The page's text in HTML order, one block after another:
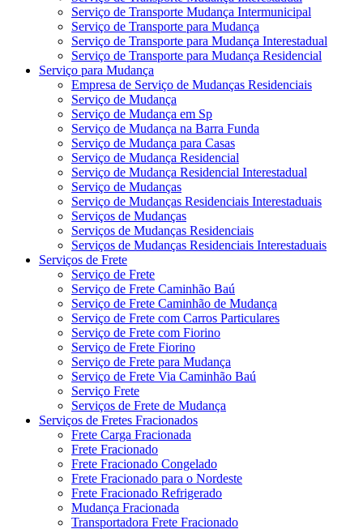
Serviço de Transporte Mudança Intermunicipal
Serviço de Transporte para Mudança
Serviço de Transporte para Mudança Interestadual
Serviço de Transporte para Mudança Residencial
Serviço para Mudança
Empresa de Serviço de Mudanças Residenciais
Serviço de Mudança
Serviço de Mudança em Sp
Serviço de Mudança na Barra Funda
Serviço de Mudança para Casas
Serviço de Mudança Residencial
Serviço de Mudança Residencial Interestadual
Serviço de Mudanças
Serviço de Mudanças Residenciais Interestaduais
Serviços de Mudanças
Serviços de Mudanças Residenciais
Serviços de Mudanças Residenciais Interestaduais
Serviços de Frete
Serviço de Frete
Serviço de Frete Caminhão Baú
Serviço de Frete Caminhão de Mudança
Serviço de Frete com Carros Particulares
Serviço de Frete com Fiorino
Serviço de Frete Fiorino
Serviço de Frete para Mudança
Serviço de Frete Via Caminhão Baú
Serviço Frete
Serviços de Frete de Mudança
Serviços de Fretes Fracionados
Frete Carga Fracionada
Frete Fracionado
Frete Fracionado Congelado
Frete Fracionado para o Nordeste
Frete Fracionado Refrigerado
Mudança Fracionada
Transportadora Frete Fracionado